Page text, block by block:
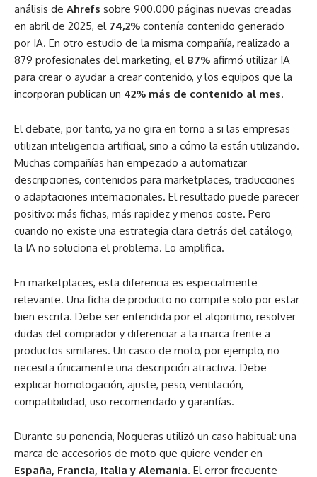
análisis de Ahrefs sobre 900.000 páginas nuevas creadas
en abril de 2025, el 74,2% contenía contenido generado
por IA. En otro estudio de la misma compañía, realizado a
879 profesionales del marketing, el 87% afirmó utilizar IA
para crear o ayudar a crear contenido, y los equipos que la
incorporan publican un 42% más de contenido al mes.
El debate, por tanto, ya no gira en torno a si las empresas
utilizan inteligencia artificial, sino a cómo la están utilizando.
Muchas compañías han empezado a automatizar
descripciones, contenidos para marketplaces, traducciones
o adaptaciones internacionales. El resultado puede parecer
positivo: más fichas, más rapidez y menos coste. Pero
cuando no existe una estrategia clara detrás del catálogo,
la IA no soluciona el problema. Lo amplifica.
En marketplaces, esta diferencia es especialmente
relevante. Una ficha de producto no compite solo por estar
bien escrita. Debe ser entendida por el algoritmo, resolver
dudas del comprador y diferenciar a la marca frente a
productos similares. Un casco de moto, por ejemplo, no
necesita únicamente una descripción atractiva. Debe
explicar homologación, ajuste, peso, ventilación,
compatibilidad, uso recomendado y garantías.
Durante su ponencia, Nogueras utilizó un caso habitual: una
marca de accesorios de moto que quiere vender en
España, Francia, Italia y Alemania. El error frecuente